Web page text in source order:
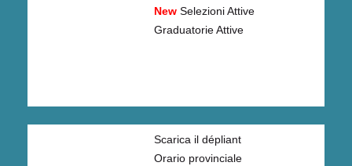
NewSelezioni Attive
Graduatorie Attive
Scarica il dépliant
Orario provinciale